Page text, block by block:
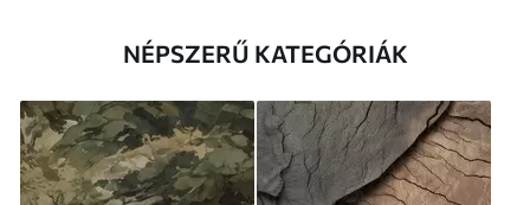
NÉPSZERŰ KATEGÓRIÁK